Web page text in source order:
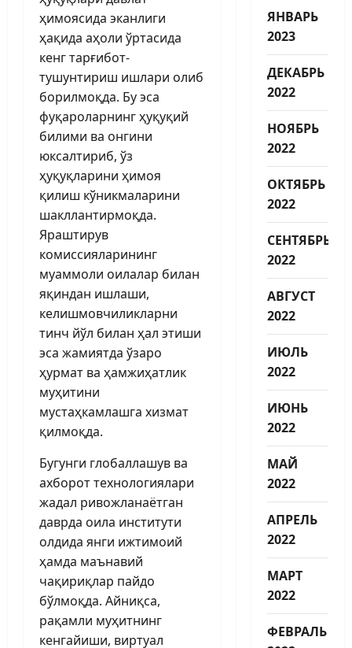
ҳимоясида эканлиги
ҳақида аҳоли ўртасида
кенг тарғибот-
тушунтириш ишлари олиб
борилмоқда. Бу эса
фуқароларнинг ҳуқуқий
билими ва онгини
юксалтириб, ўз
ҳуқуқларини ҳимоя
қилиш кўникмаларини
шакллантирмоқда.
Яраштирув
комиссияларининг
муаммоли оилалар билан
яқиндан ишлаши,
келишмовчиликларни
тинч йўл билан ҳал этиши
эса жамиятда ўзаро
ҳурмат ва ҳамжиҳатлик
муҳитини
мустаҳкамлашга хизмат
қилмоқда.
Бугунги глобаллашув ва
ахборот технологиялари
жадал ривожланаётган
даврда оила институти
олдида янги ижтимоий
ҳамда маънавий
чақириқлар пайдо
бўлмоқда. Айниқса,
рақамли муҳитнинг
кенгайиши, виртуал
ЯНВАРЬ
2023
ДЕКАБРЬ
2022
НОЯБРЬ
2022
ОКТЯБРЬ
2022
СЕНТЯБРЬ
2022
АВГУСТ
2022
ИЮЛЬ
2022
ИЮНЬ
2022
МАЙ
2022
АПРЕЛЬ
2022
МАРТ
2022
ФЕВРАЛЬ